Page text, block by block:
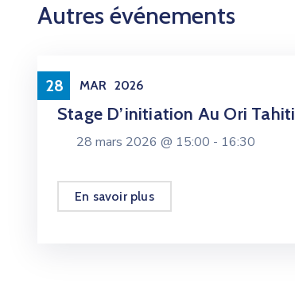
Autres événements
28 MAR 2026
Danse
Stage D’initiation Au Ori Tahiti
28 mars 2026 @ 15:00 - 16:30
En savoir plus